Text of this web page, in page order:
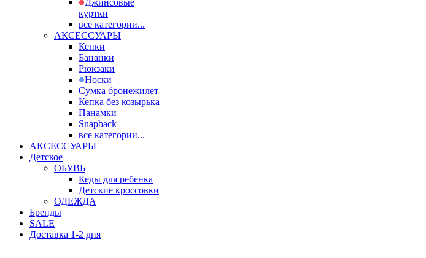
Джинсовые
куртки
все категории...
АКСЕССУАРЫ
Кепки
Бананки
Рюкзаки
Носки
Сумка бронежилет
Кепка без козырька
Панамки
Snapback
все категории...
АКСЕССУАРЫ
Детское
ОБУВЬ
Кеды для ребенка
Детские кроссовки
ОДЕЖДА
Бренды
SALE
Доставка 1-2 дня